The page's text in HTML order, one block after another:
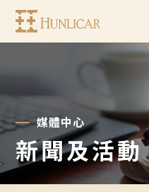
亨
利
加
集
團
有
限
媒體中心
新聞及活動